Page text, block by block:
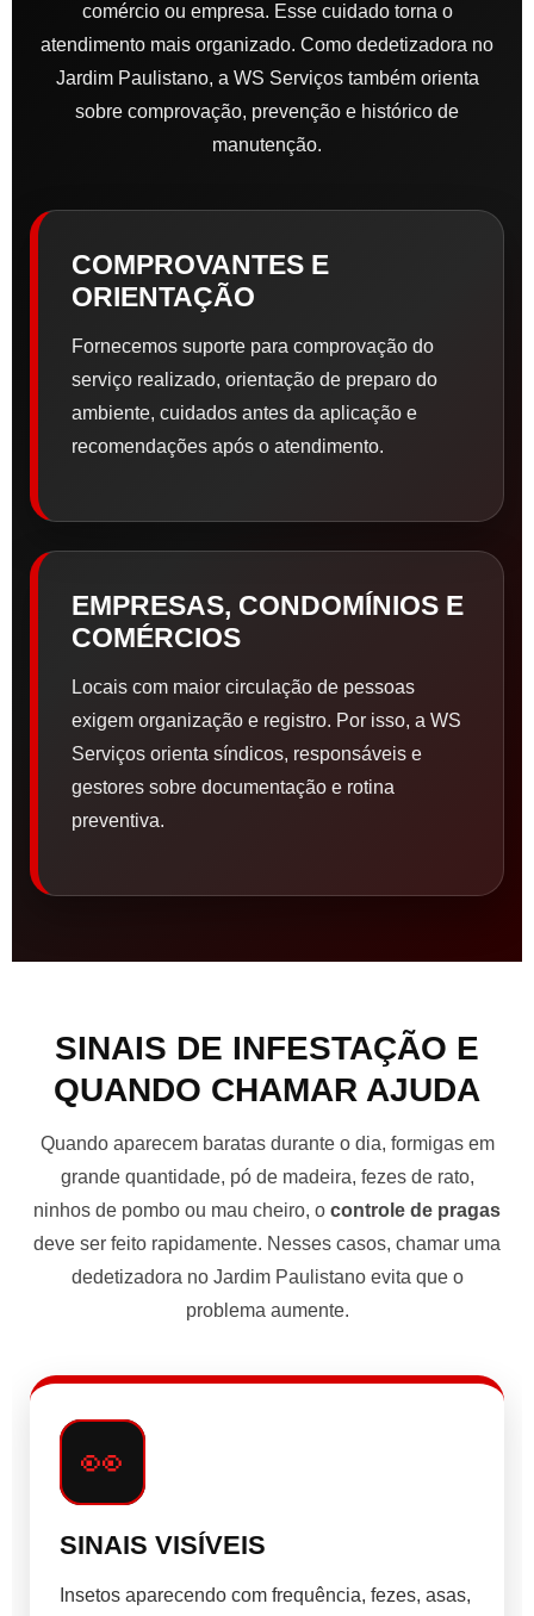
comércio ou empresa. Esse cuidado torna o
atendimento mais organizado. Como dedetizadora no
Jardim Paulistano, a WS Serviços também orienta
sobre comprovação, prevenção e histórico de
manutenção.
COMPROVANTES E
ORIENTAÇÃO
Fornecemos suporte para comprovação do
serviço realizado, orientação de preparo do
ambiente, cuidados antes da aplicação e
recomendações após o atendimento.
EMPRESAS, CONDOMÍNIOS E
COMÉRCIOS
Locais com maior circulação de pessoas
exigem organização e registro. Por isso, a WS
Serviços orienta síndicos, responsáveis e
gestores sobre documentação e rotina
preventiva.
SINAIS DE INFESTAÇÃO E
QUANDO CHAMAR AJUDA
Quando aparecem baratas durante o dia, formigas em
grande quantidade, pó de madeira, fezes de rato,
ninhos de pombo ou mau cheiro, o controle de pragas
deve ser feito rapidamente. Nesses casos, chamar uma
dedetizadora no Jardim Paulistano evita que o
problema aumente.
👀
SINAIS VISÍVEIS
Insetos aparecendo com frequência, fezes, asas,